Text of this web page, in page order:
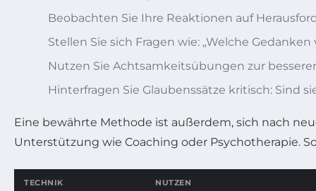
Beobachten Sie Ihre Reaktionen auf
Stellen Sie sich Fragen wie: „Welche
Nutzen Sie Achtsamkeitsübungen zur
Hinterfragen Sie Glaubenssätze kritisch: Sind
Eine bewährte Methode ist außerdem, sich nach
Unterstützung wie Coaching oder Psychotherapie.
TECHNIK NUTZEN